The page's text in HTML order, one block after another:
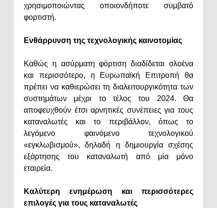
χρησιμοποιώντας οποιονδήποτε συμβατό
φορτιστή.
Ενθάρρυνση της τεχνολογικής καινοτομίας
Καθώς η ασύρματη φόρτιση διαδίδεται ολοένα
και περισσότερο, η Ευρωπαϊκή Επιτροπή θα
πρέπει να καθιερώσει τη διαλειτουργικότητα των
συστημάτων μέχρι το τέλος του 2024. Θα
αποφευχθούν έτσι αρνητικές συνέπειες για τους
καταναλωτές και το περιβάλλον, όπως το
λεγόμενο φαινόμενο τεχνολογικού
«εγκλωβισμού», δηλαδή η δημιουργία σχέσης
εξάρτησης του καταναλωτή από μία μόνο
εταιρεία.
Καλύτερη ενημέρωση και περισσότερες
επιλογές για τους καταναλωτές